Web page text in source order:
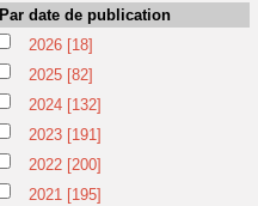
Par date de publication
2026 [18]
2025 [82]
2024 [132]
2023 [191]
2022 [200]
2021 [195]